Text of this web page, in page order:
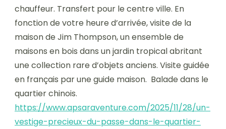
chauffeur. Transfert pour le centre ville. En
fonction de votre heure d’arrivée, visite de la
maison de Jim Thompson, un ensemble de
maisons en bois dans un jardin tropical abritant
une collection rare d’objets anciens. Visite guidée
en français par une guide maison. Balade dans le
quartier chinois.
https://www.apsaraventure.com/2025/11/28/un-
vestige-precieux-du-passe-dans-le-quartier-